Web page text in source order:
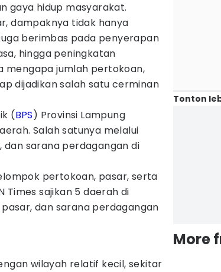
gaya hidup masyarakat.
dampaknya tidak hanya
berimbas pada penyerapan
hingga peningkatan
mengapa jumlah pertokoan,
dijadikan salah satu cerminan
(BPS) Provinsi Lampung
Salah satunya melalui
sarana perdagangan di
pertokoan, pasar, serta
sajikan 5 daerah di
dan sarana perdagangan
wilayah relatif kecil, sekitar
Tonton
More